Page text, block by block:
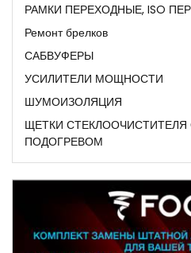
РАМКИ ПЕРЕХОДНЫЕ, ISO
Ремонт брелков
САБВУФЕРЫ
УСИЛИТЕЛИ МОЩНОСТИ
ШУМОИЗОЛЯЦИЯ
ЩЕТКИ
ПОДОГРЕВОМ